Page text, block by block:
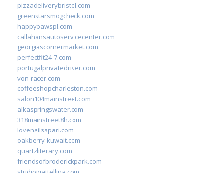
pizzadeliverybristol.com
greenstarsmogcheck.com
happypawspl.com
callahansautoservicecenter.com
georgiascornermarket.com
perfectfit24-7.com
portugalprivatedriver.com
von-racer.com
coffeeshopcharleston.com
salon104mainstreet.com
alkaspringswater.com
318mainstreet8h.com
lovenailsspari.com
oakberry-kuwait.com
quartzliterary.com
friendsofbroderickpark.com